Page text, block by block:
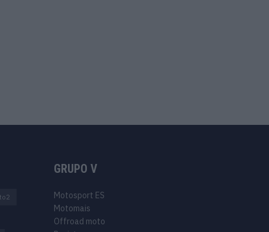
GRUPO V
Motosport ES
Motomais
Offroad moto